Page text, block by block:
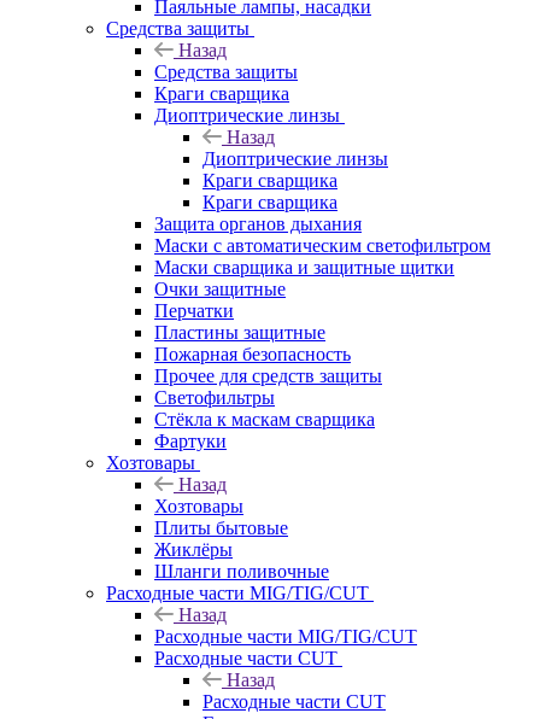
Паяльные лампы, насадки
Средства защиты
Назад
Средства защиты
Краги сварщика
Диоптрические линзы
Назад
Диоптрические линзы
Краги сварщика
Краги сварщика
Защита органов дыхания
Маски с автоматическим светофильтром
Маски сварщика и защитные щитки
Очки защитные
Перчатки
Пластины защитные
Пожарная безопасность
Прочее для средств защиты
Светофильтры
Стёкла к маскам сварщика
Фартуки
Хозтовары
Назад
Хозтовары
Плиты бытовые
Жиклёры
Шланги поливочные
Расходные части MIG/TIG/CUT
Назад
Расходные части MIG/TIG/CUT
Расходные части CUT
Назад
Расходные части CUT